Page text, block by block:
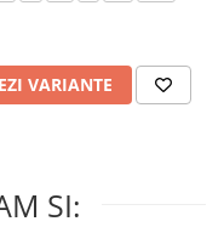
VARIANTE
SI: